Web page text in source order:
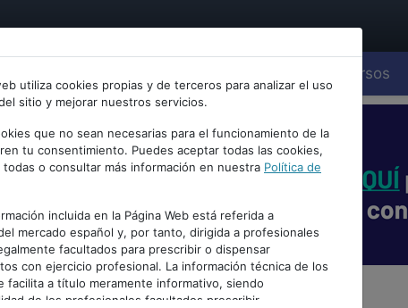
Cursos
utiliza cookies propias y de terceros para analizar el uso
sitio y mejorar nuestros servicios.
que no sean necesarias para el funcionamiento de la
tu consentimiento. Puedes aceptar todas las cookies,
todas o consultar más información en nuestra Política de
incluida en la Página Web está referida a
mercado español y, por tanto, dirigida a profesionales
facultados para prescribir o dispensar
con ejercicio profesional. La información técnica de los
facilita a título meramente informativo, siendo
de los profesionales facultados prescribir
PUBLICIDAD